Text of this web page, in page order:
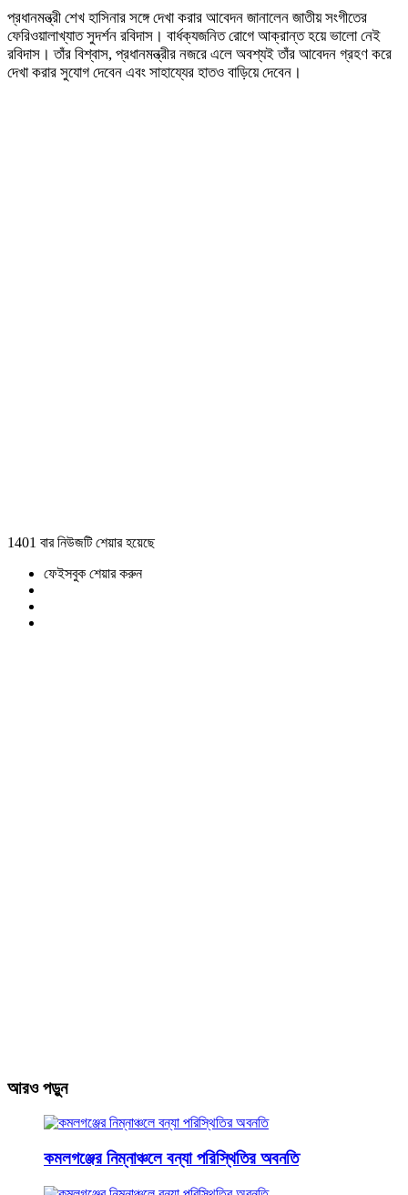
প্রধানমন্ত্রী শেখ হাসিনার সঙ্গে দেখা করার আবেদন জানালেন জাতীয় সংগীতের
ফেরিওয়ালাখ্যাত সুদর্শন রবিদাস। বার্ধক্যজনিত রোগে আক্রান্ত হয়ে ভালো নেই
রবিদাস। তাঁর বিশ্বাস, প্রধানমন্ত্রীর নজরে এলে অবশ্যই তাঁর আবেদন গ্রহণ করে
দেখা করার সুযোগ দেবেন এবং সাহায্যের হাতও বাড়িয়ে দেবেন।
1401 বার নিউজটি শেয়ার হয়েছে
ফেইসবুক শেয়ার করুন
আরও পড়ুন
কমলগঞ্জের নিম্নাঞ্চলে বন্যা পরিস্থিতির অবনতি